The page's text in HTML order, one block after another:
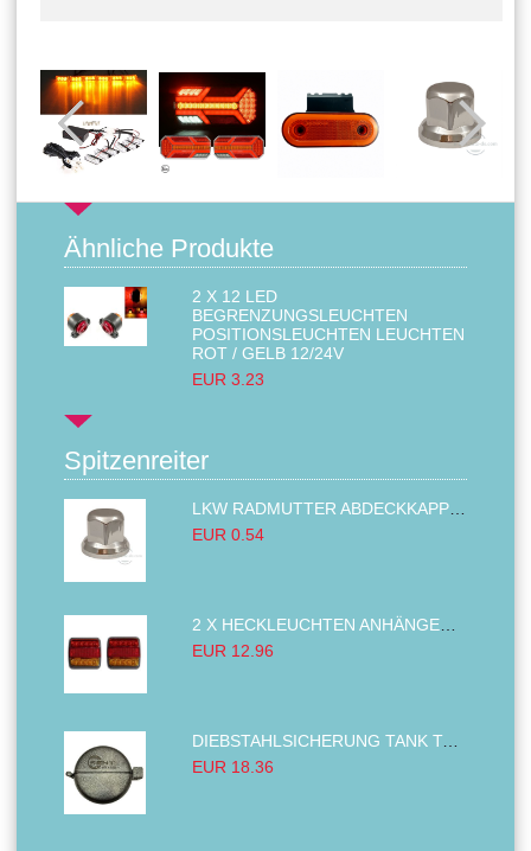
Ähnliche Produkte
2 X 12 LED
BEGRENZUNGSLEUCHTEN
POSITIONSLEUCHTEN LEUCHTEN
ROT / GELB 12/24V
EUR 3.23
Spitzenreiter
LKW RADMUTTER ABDECKKAPPEN SECHSKANT KAPPEN FELGEN BOLZENABDECKUNGEN CHROM 32MM
EUR 0.54
2 X HECKLEUCHTEN ANHÄNGER RÜCKLEUCHTE,LKW RÜCKLEUCHTE, LINKS RECHTS 14LED 12V
EUR 12.96
DIEBSTAHLSICHERUNG TANK TANKDECKEL DIESELTANK KRAFTSTOFFTANKDECKEL VERRIEGELUNG PASSEND FÜR LKW PKW TRAKTOREN BAGGER 80MM
EUR 18.36